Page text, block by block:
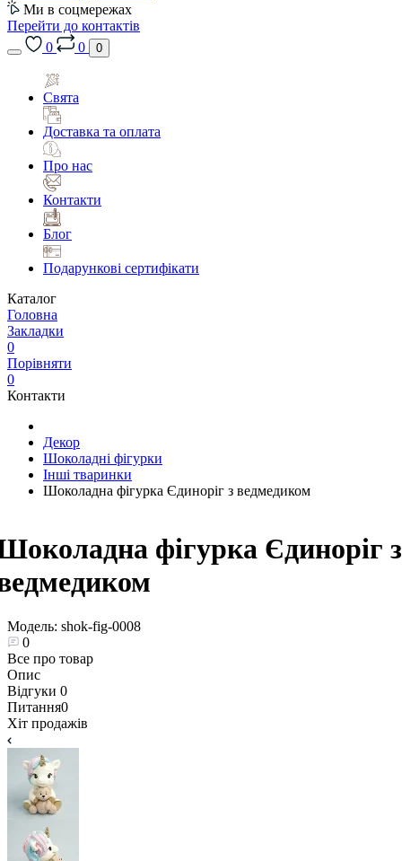
Ми в соцмережах
Перейти до контактів
0
0 0
Свята
Доставка та оплата
Про нас
Контакти
Блог
Подарункові сертифікати
Каталог
Головна
Закладки
0
Порівняти
0
Контакти
Декор
Шоколадні фігурки
Інші тваринки
Шоколадна фігурка Єдиноріг з ведмедиком
фігурка Єдиноріг з
Модель: shok-fig-0008
0
Все про товар
Опис
Відгуки 0
Питання0
Хіт продажів